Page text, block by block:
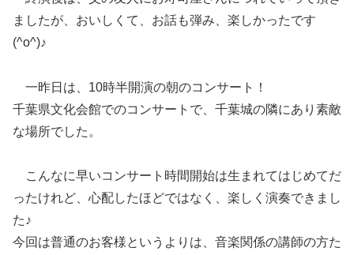
ましたが、おいしくて、お話も弾み、楽しかったです
(^o^)♪
一昨日は、10時半開演の朝のコンサート！
千葉県文化会館でのコンサートで、千葉城の隣にあり素敵
な場所でした。
こんなに早いコンサート時間開始は生まれてはじめてだ
ったけれど、心配したほどではなく、楽しく演奏できまし
た♪
今回は普通のお客様というよりは、音楽関係の講師の方た